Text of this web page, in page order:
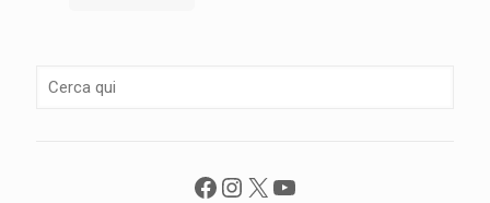
Facebook
Instagram
X YouTube